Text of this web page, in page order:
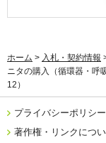
ホーム > 入札・契約情報
ニタの購入（循環器・呼
12）
プライバシーポリシ
著作権・リンクにつ